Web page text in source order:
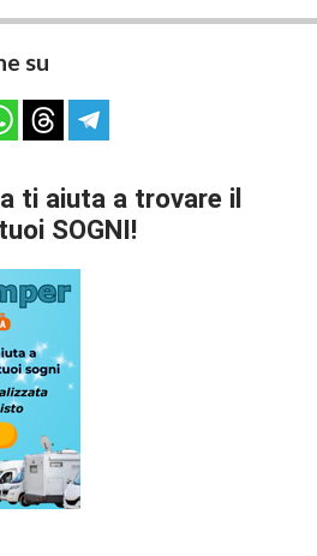
su
ti aiuta a trovare il
SOGNI!